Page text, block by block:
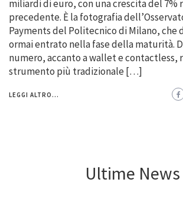
miliardi di euro, con una crescita del 7%
precedente. È la fotografia
Payments del Politecnico di Milano, che
ormai entrato nella fase della maturità.
numero, accanto a wallet e contactless,
strumento più tradizionale […]
LEGGI ALTRO...
Ultime News